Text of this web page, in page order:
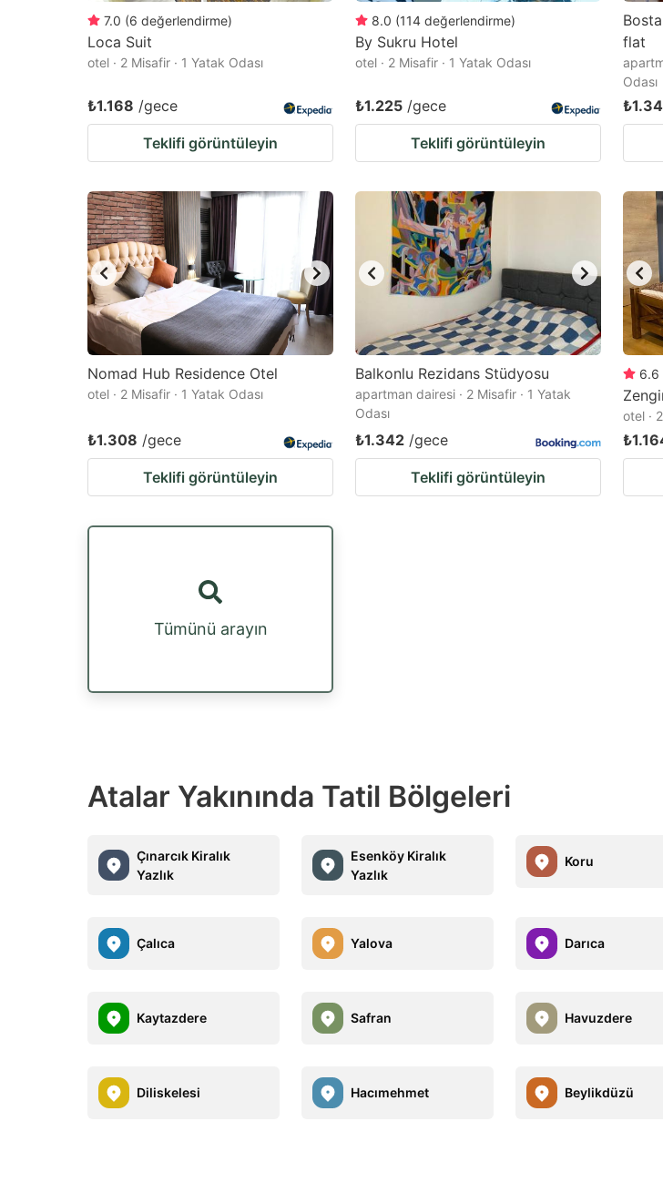
7.0 (6 değerlendirme)
Loca Suit
otel · 2 Misafir · 1 Yatak Odası
₺1.168 /gece
Teklifi görüntüleyin
8.0 (114 değerlendirme)
By Sukru Hotel
otel · 2 Misafir · 1 Yatak Odası
₺1.225 /gece
Teklifi görüntüleyin
flat
Odası
Nomad Hub Residence Otel
otel · 2 Misafir · 1 Yatak Odası
₺1.308 /gece
Teklifi görüntüleyin
Balkonlu Rezidans Stüdyosu
apartman dairesi · 2 Misafir · 1 Yatak
Odası
₺1.342 /gece
Teklifi görüntüleyin
6.6
otel ·
Tümünü arayın
Atalar Yakınında Tatil Bölgeleri
Çınarcık Kiralık
Yazlık
Esenköy Kiralık
Yazlık
Koru
Çalıca Yalova Darıca
Kaytazdere Safran Havuzdere
Diliskelesi Hacımehmet Beylikdüzü